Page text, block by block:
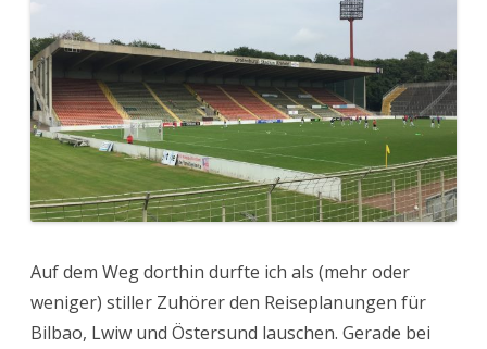
Auf dem Weg dorthin durfte ich als (mehr oder
weniger) stiller Zuhörer den Reiseplanungen für
Bilbao, Lwiw und Östersund lauschen. Gerade bei